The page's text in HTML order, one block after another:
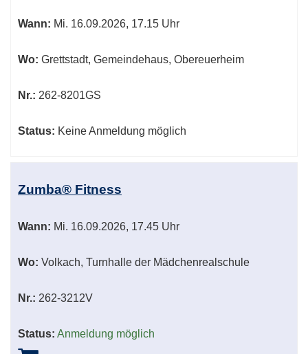
Wann: Mi. 16.09.2026, 17.15 Uhr
Wo: Grettstadt, Gemeindehaus, Obereuerheim
Nr.: 262-8201GS
Status: Keine Anmeldung möglich
Zumba® Fitness
Wann: Mi. 16.09.2026, 17.45 Uhr
Wo: Volkach, Turnhalle der Mädchenrealschule
Nr.: 262-3212V
Status: Anmeldung möglich